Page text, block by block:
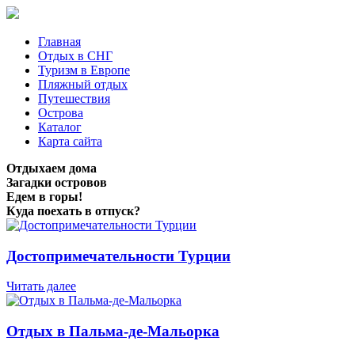
Главная
Отдых в СНГ
Туризм в Европе
Пляжный отдых
Путешествия
Острова
Каталог
Карта сайта
Отдыхаем дома
Загадки островов
Едем в горы!
Куда поехать в отпуск?
Достопримечательности Турции
Читать далее
Отдых в Пальма-де-Мальорка